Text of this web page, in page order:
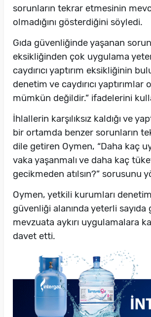
sorunların tekrar etmesinin
olmadığını gösterdiğini söyledi.
Gıda güvenliğinde yaşanan
eksikliğinden çok uygulama
caydırıcı yaptırım eksikliğinin
denetim ve caydırıcı
mümkün değildir.” ifadelerini
İhlallerin karşılıksız kaldığı ve
bir ortamda benzer sorunların
dile getiren Oymen, “Daha kaç
vaka yaşanmalı ve daha kaç
gecikmeden atılsın?” sorusunu
Oymen, yetkili kurumları
güvenliği alanında yeterli
mevzuata aykırı uygulamalara
davet etti.